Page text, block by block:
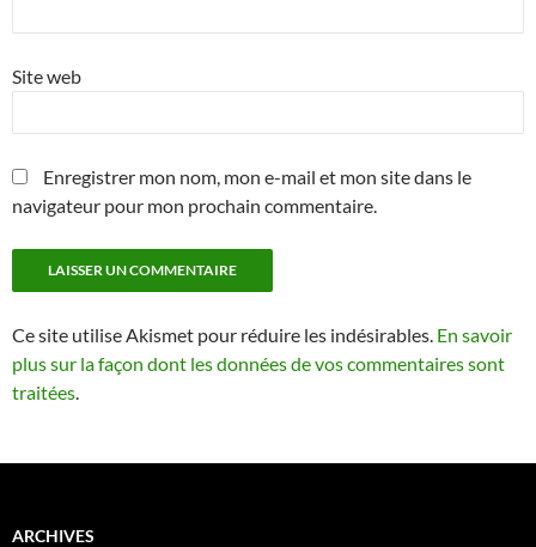
Site web
Enregistrer mon nom, mon e-mail et mon site dans le
navigateur pour mon prochain commentaire.
Ce site utilise Akismet pour réduire les indésirables. En savoir
plus sur la façon dont les données de vos commentaires sont
traitées.
ARCHIVES